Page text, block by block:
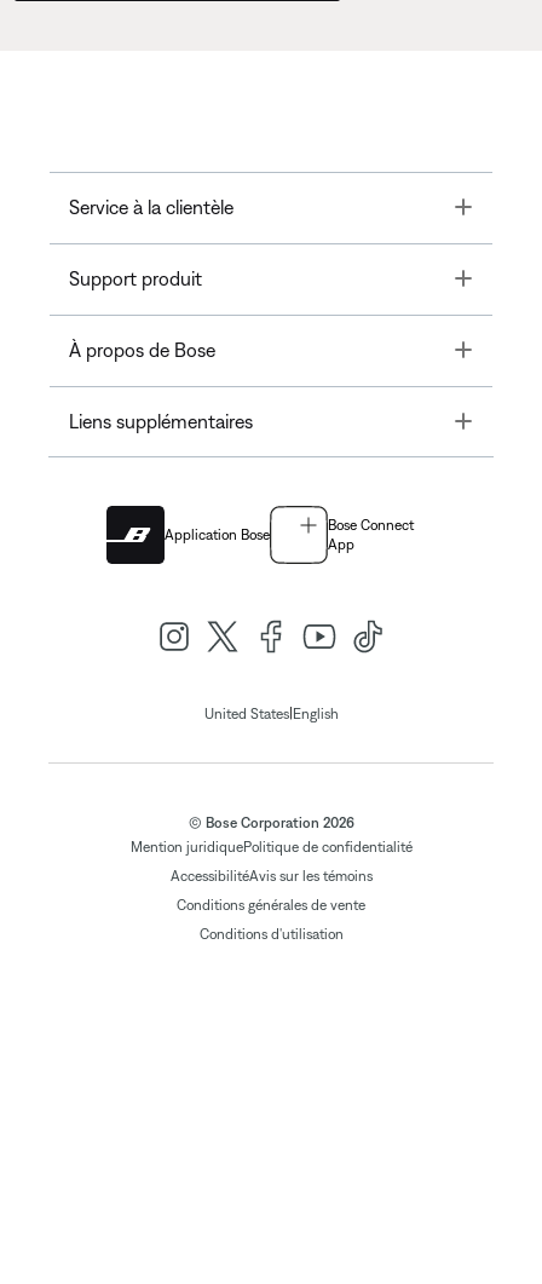
Service à la clientèle Toggle
Support produit Toggle
À propos de Bose Toggle
Liens supplémentaires Toggle
Application Bose
Bose Connect
App
United States| English
© Bose Corporation 2026
Mention juridiquePolitique de confidentialité
AccessibilitéAvis sur les témoins
Conditions générales de vente
Conditions d'utilisation